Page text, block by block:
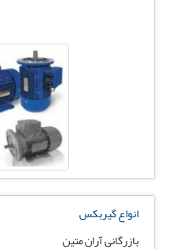
انواع گیربکس
بازرگانی آران متین